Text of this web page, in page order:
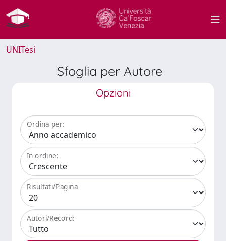
UNITesi
Sfoglia per Autore
Opzioni
Ordina per:
In ordine:
Risultati/Pagina
Autori/Record: